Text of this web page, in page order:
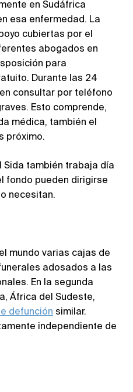
en Sudáfrica
esa enfermedad. La
cubiertas por el
abogados en
para
Durante las 24
consultar por teléfono
Esto comprende,
médica, también el
próximo.
Sida también trabaja día
fondo pueden dirigirse
necesitan.
mundo varias cajas de
adosados a las
En la segunda
África del Sudeste,
defunción similar.
independiente de